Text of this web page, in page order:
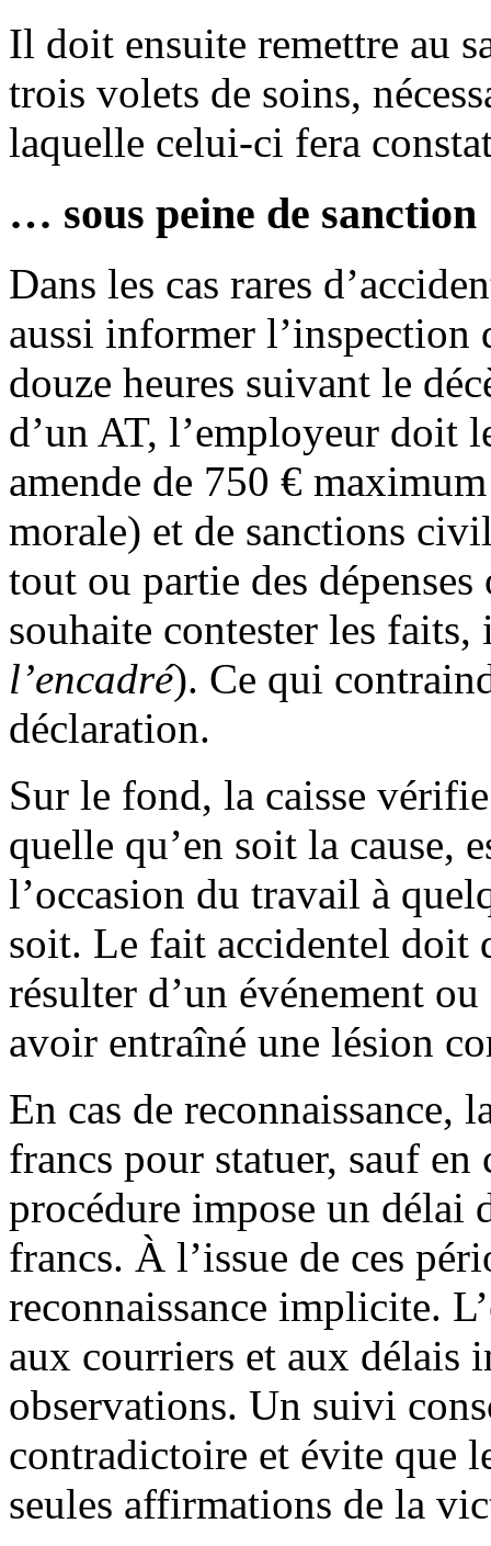
Il doit ensuite remettre au
trois volets de soins,
laquelle celui-ci fera
… sous peine de sanction
Dans les cas rares
aussi informer l’inspection
douze heures suivant le
d’un AT, l’employeur doit
amende de 750 €
morale) et de sanctions
tout ou partie des
souhaite contester les
l’encadré). Ce qui
déclaration.
Sur le fond, la caisse
quelle qu’en soit la cause,
l’occasion du travail à
soit. Le fait accidentel doit
résulter d’un événement ou
avoir entraîné une lésion
En cas de reconnaissance,
francs pour statuer, sauf
procédure impose un
francs. À l’issue de ces
reconnaissance implicite.
aux courriers et aux délais
observations. Un suivi
contradictoire et évite que
seules affirmations de la